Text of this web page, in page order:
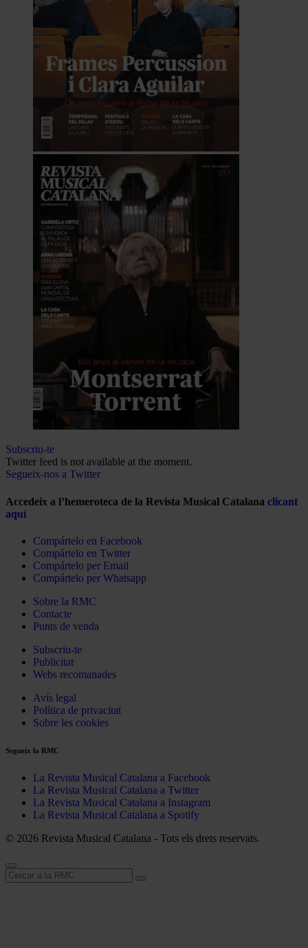
Subscriu-te
Twitter feed is not available at the moment.
Segueix-nos a Twitter
Accedeix a l’hemeroteca de la Revista Musical Catalana clicant
aquí
Compártelo en Facebook
Compártelo en Twitter
Compártelo per Email
Compártelo per Whatsapp
Sobre la RMC
Contacte
Punts de venda
Subscriu-te
Publicitat
Webs recomanades
Avís legal
Política de privacitat
Sobre les cookies
Segueix la RMC
La Revista Musical Catalana a Facebook
La Revista Musical Catalana a Twitter
La Revista Musical Catalana a Instagram
La Revista Musical Catalana a Spotify
© 2026 Revista Musical Catalana - Tots els drets reservats.
Cerca